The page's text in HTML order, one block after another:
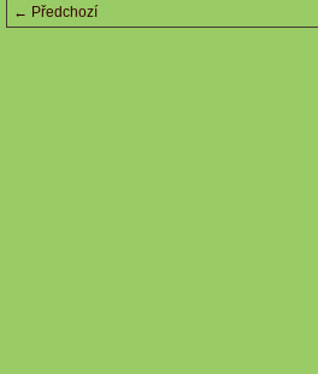
← Předchozí